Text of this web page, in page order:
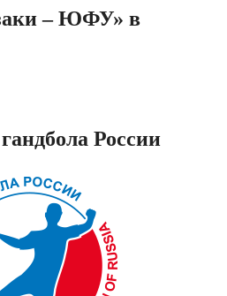
– ЮФУ» в
России